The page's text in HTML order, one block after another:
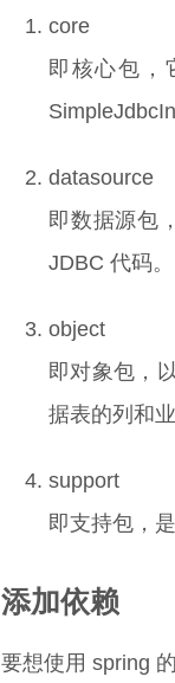
core
即核心包，
datasource
即数据源包
JDBC 代码。
object
即对象包，
据表的列和
support
即支持包，
添加依赖
要想使用 spring